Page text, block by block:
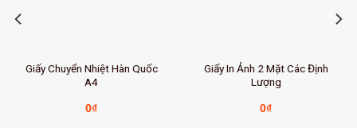
Giấy Chuyển Nhiệt Hàn Quốc
A4
0₫
Giấy In Ảnh 2 Mặt Các Định
Lượng
0₫